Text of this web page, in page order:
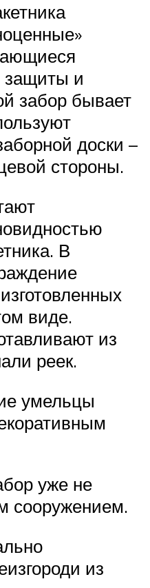
защиты и
забор бывает
доски –
стороны.
В
виде.
из
реек.
умельцы
уже не
сооружением.
из